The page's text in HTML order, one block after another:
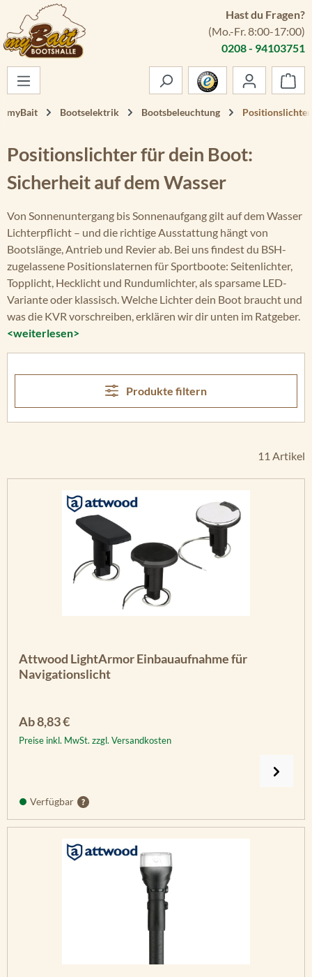
Zum Hauptinhalt springen
Hast du Fragen?
(Mo.-Fr. 8:00-17:00)
0208 - 94103751
myBait Bootselektrik Bootsbeleuchtung Positionslichter
Positionslichter für dein Boot:
Sicherheit auf dem Wasser
Von Sonnenuntergang bis Sonnenaufgang gilt auf dem Wasser
Lichterpflicht – und die richtige Ausstattung hängt von
Bootslänge, Antrieb und Revier ab. Bei uns findest du BSH-
zugelassene Positionslaternen für Sportboote: Seitenlichter,
Topplicht, Hecklicht und Rundumlichter, als sparsame LED-
Variante oder klassisch. Welche Lichter dein Boot braucht und
was die KVR vorschreiben, erklären wir dir unten im Ratgeber.
<weiterlesen>
Produkte filtern
11 Artikel
Attwood LightArmor Einbauaufnahme für
Navigationslicht
Regulärer Preis:
Ab8,83 €
Preise inkl. MwSt. zzgl. Versandkosten
Verfügbar